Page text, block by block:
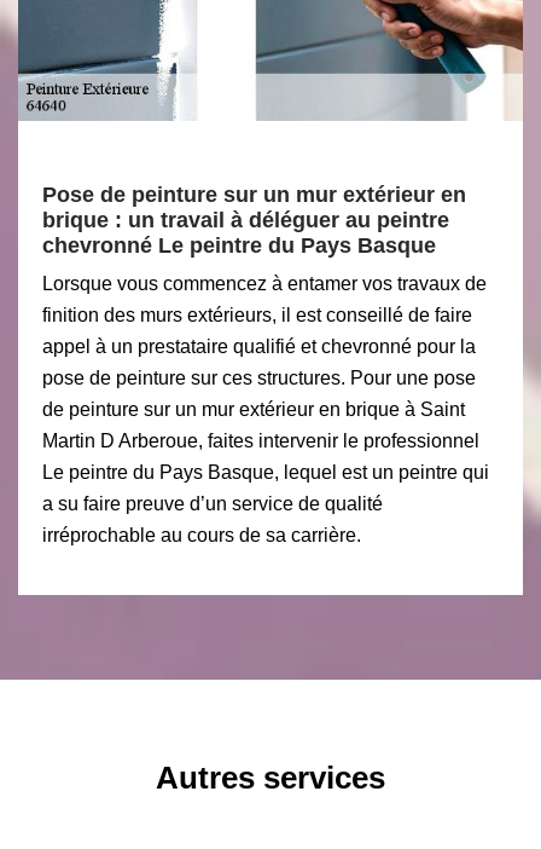
Pose de peinture sur un mur extérieur en
brique : un travail à déléguer au peintre
chevronné Le peintre du Pays Basque
Lorsque vous commencez à entamer vos travaux de
finition des murs extérieurs, il est conseillé de faire
appel à un prestataire qualifié et chevronné pour la
pose de peinture sur ces structures. Pour une pose
de peinture sur un mur extérieur en brique à Saint
Martin D Arberoue, faites intervenir le professionnel
Le peintre du Pays Basque, lequel est un peintre qui
a su faire preuve d’un service de qualité
irréprochable au cours de sa carrière.
Autres services